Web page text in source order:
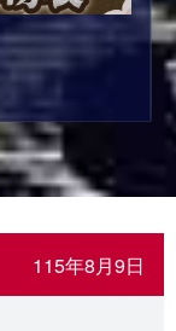
115年8月9日